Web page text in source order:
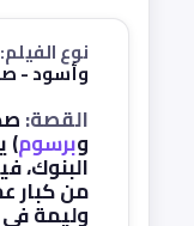
نوع الفيلم:
وأسود -
القصة:
وبرسوم)
البنوك،
من كبار
وليمة